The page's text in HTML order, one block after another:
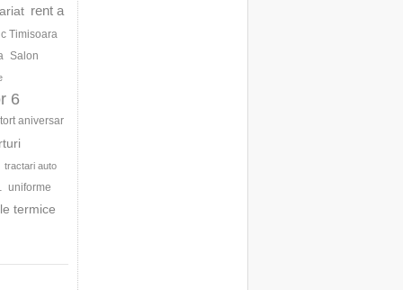
rent a
Timisoara
Salon
6
tort aniversar
tractari auto
uniforme
termice